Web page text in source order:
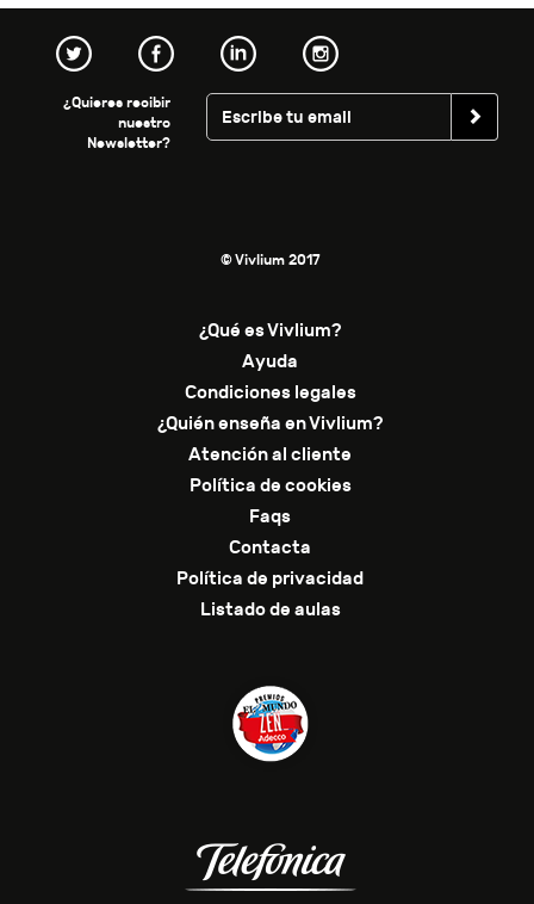
¿Quieres recibir
nuestro
Newsletter?
© Vivlium 2017
¿Qué es Vivlium?
Ayuda
Condiciones legales
¿Quién enseña en Vivlium?
Atención al cliente
Política de cookies
Faqs
Contacta
Política de privacidad
Listado de aulas